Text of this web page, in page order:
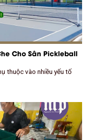
Cho Sân Pickleball
thuộc vào nhiều yếu tố